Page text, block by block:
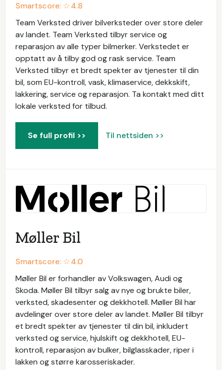
Smartscore: ☆4.8
Team Verksted driver bilverksteder over store deler
av landet. Team Verksted tilbyr service og
reparasjon av alle typer bilmerker. Verkstedet er
opptatt av å tilby god og rask service. Team
Verksted tilbyr et bredt spekter av tjenester til din
bil, som EU-kontroll, vask, klimaservice, dekkskift,
lakkering, service og reparasjon. Ta kontakt med ditt
lokale verksted for tilbud.
Se full profil >> Til nettsiden >>
Møller Bil
Smartscore: ☆4.0
Møller Bil er forhandler av Volkswagen, Audi og
Skoda. Møller Bil tilbyr salg av nye og brukte biler,
verksted, skadesenter og dekkhotell. Møller Bil har
avdelinger over store deler av landet. Møller Bil tilbyr
et bredt spekter av tjenester til din bil, inkludert
verksted og service, hjulskift og dekkhotell, EU-
kontroll, reparasjon av bulker, bilglasskader, riper i
lakken og større karosseriskader.